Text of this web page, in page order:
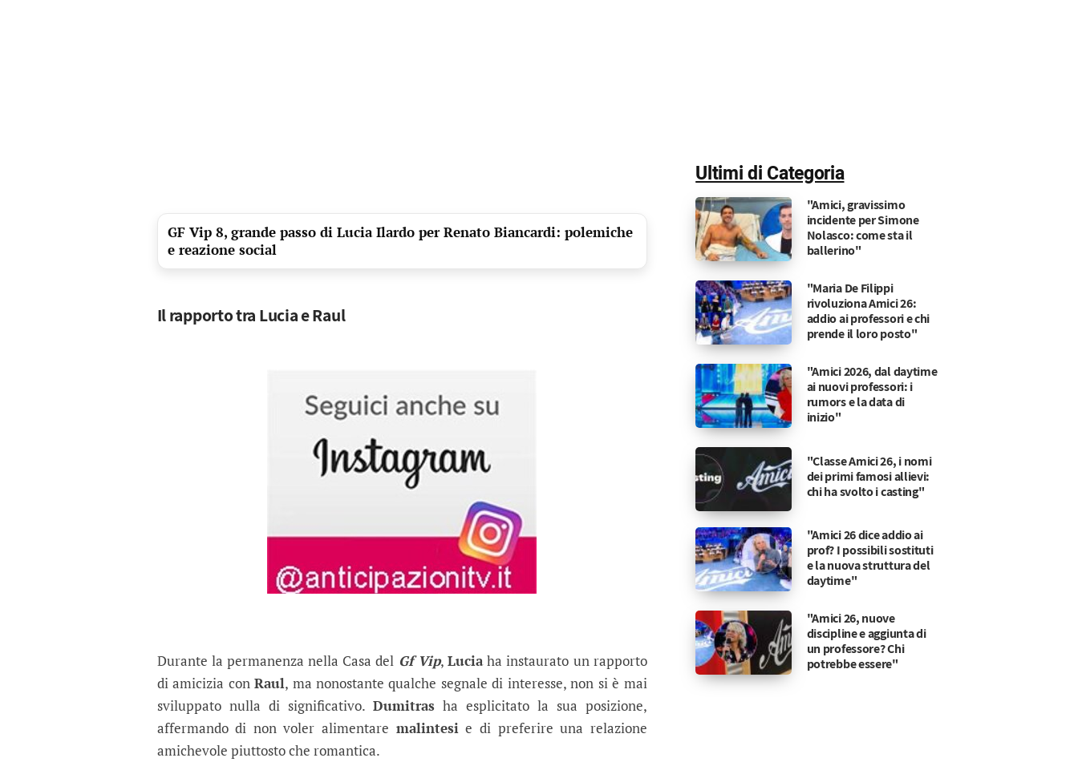
GF Vip 8, grande passo di Lucia Ilardo per Renato Biancardi: polemiche
e reazione social
Il rapporto tra Lucia e Raul
Durante la permanenza nella Casa del Gf Vip,Luciaha instaurato un rapporto
di amicizia conRaul, ma nonostante qualche segnale di interesse, non si è mai
sviluppato nulla di significativo. Dumitras ha esplicitato la sua posizione,
affermando di non voler alimentare malintesie di preferire una relazione
amichevole piuttosto che romantica.
Ultimi di Categoria
"Amici, gravissimo
incidente per Simone
Nolasco: come sta il
ballerino"
"Maria De Filippi
rivoluziona Amici 26:
addio ai professori e chi
prende il loro posto"
"Amici 2026, dal daytime
ai nuovi professori: i
rumors e la data di
inizio"
"Classe Amici 26, i nomi
dei primi famosi allievi:
chi ha svolto i casting"
"Amici 26 dice addio ai
prof? I possibili sostituti
e la nuova struttura del
daytime"
"Amici 26, nuove
discipline e aggiunta di
un professore? Chi
potrebbe essere"